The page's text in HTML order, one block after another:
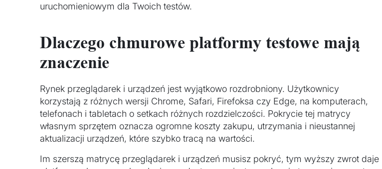
uruchomieniowym dla Twoich testów.
Dlaczego chmurowe platformy testowe mają
znaczenie
Rynek przeglądarek i urządzeń jest wyjątkowo rozdrobniony. Użytkownicy
korzystają z różnych wersji Chrome, Safari, Firefoksa czy Edge, na komputerach,
telefonach i tabletach o setkach różnych rozdzielczości. Pokrycie tej matrycy
własnym sprzętem oznacza ogromne koszty zakupu, utrzymania i nieustannej
aktualizacji urządzeń, które szybko tracą na wartości.
Im szerszą matrycę przeglądarek i urządzeń musisz pokryć, tym wyższy zwrot daje